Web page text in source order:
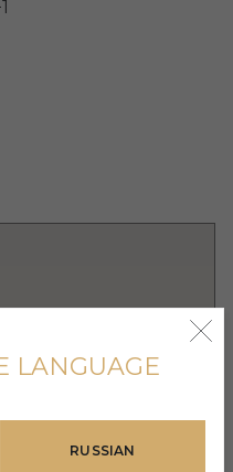
LANGUAGE
RUSSIAN